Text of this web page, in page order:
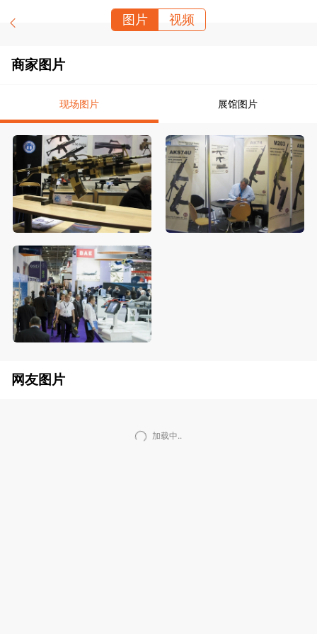
图片 视频
商家图片
现场图片 展馆图片
网友图片
加载中..